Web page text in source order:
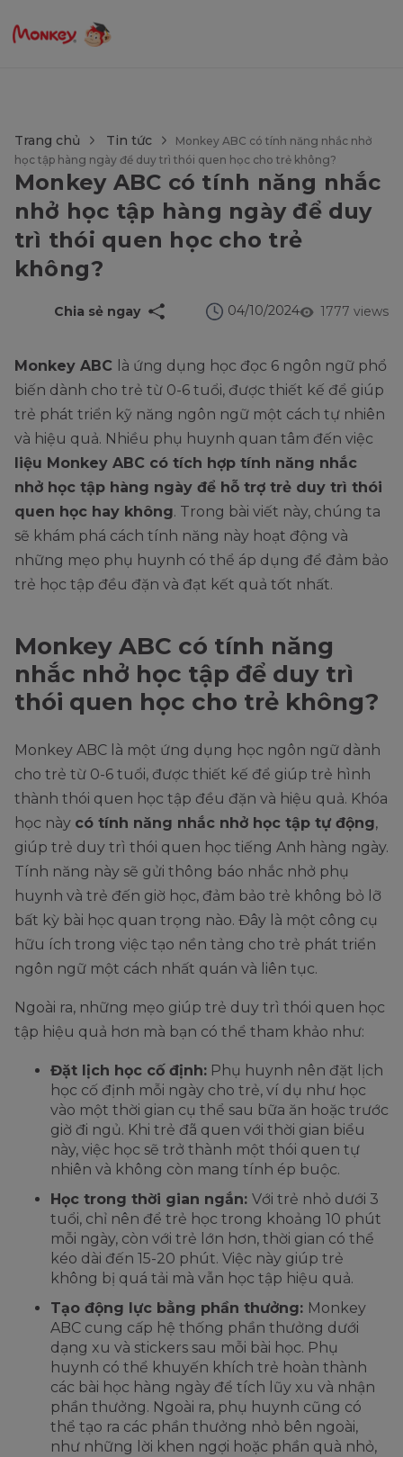
Trang chủ Tin tức
Monkey ABC có tính năng nhắc nhở
học tập hàng ngày để duy trì thói quen học cho trẻ không?
Monkey ABC có tính năng nhắc
nhở học tập hàng ngày để duy
trì thói quen học cho trẻ
không?
1777 views
04/10/2024
Chia sẻ ngay
Monkey ABC
là ứng dụng học đọc 6 ngôn ngữ phổ
biến dành cho trẻ từ 0-6 tuổi, được thiết kế để giúp
trẻ phát triển kỹ năng ngôn ngữ một cách tự nhiên
và hiệu quả. Nhiều phụ huynh quan tâm đến việc
liệu Monkey ABC có tích hợp tính năng nhắc
nhở học tập hàng ngày để hỗ trợ trẻ duy trì thói
quen học hay không. Trong bài viết này, chúng ta
sẽ khám phá cách tính năng này hoạt động và
những mẹo phụ huynh có thể áp dụng để đảm bảo
trẻ học tập đều đặn và đạt kết quả tốt nhất.
Monkey ABC có tính năng
nhắc nhở học tập để duy trì
thói quen học cho trẻ không?
Monkey ABC là một ứng dụng học ngôn ngữ dành
cho trẻ từ 0-6 tuổi, được thiết kế để giúp trẻ hình
thành thói quen học tập đều đặn và hiệu quả. Khóa
học này có tính năng nhắc nhở học tập tự động,
giúp trẻ duy trì thói quen học tiếng Anh hàng ngày.
Tính năng này sẽ gửi thông báo nhắc nhở phụ
huynh và trẻ đến giờ học, đảm bảo trẻ không bỏ lỡ
bất kỳ bài học quan trọng nào. Đây là một công cụ
hữu ích trong việc tạo nền tảng cho trẻ phát triển
ngôn ngữ một cách nhất quán và liên tục.
Ngoài ra, những mẹo giúp trẻ duy trì thói quen học
tập hiệu quả hơn mà bạn có thể tham khảo như:
Đặt lịch học cố định: Phụ huynh nên đặt lịch
học cố định mỗi ngày cho trẻ, ví dụ như học
vào một thời gian cụ thể sau bữa ăn hoặc trước
giờ đi ngủ. Khi trẻ đã quen với thời gian biểu
này, việc học sẽ trở thành một thói quen tự
nhiên và không còn mang tính ép buộc.
Học trong thời gian ngắn: Với trẻ nhỏ dưới 3
tuổi, chỉ nên để trẻ học trong khoảng 10 phút
mỗi ngày, còn với trẻ lớn hơn, thời gian có thể
kéo dài đến 15-20 phút. Việc này giúp trẻ
không bị quá tải mà vẫn học tập hiệu quả.
Tạo động lực bằng phần thưởng: Monkey
ABC cung cấp hệ thống phần thưởng dưới
dạng xu và stickers sau mỗi bài học. Phụ
huynh có thể khuyến khích trẻ hoàn thành
các bài học hàng ngày để tích lũy xu và nhận
phần thưởng. Ngoài ra, phụ huynh cũng có
thể tạo ra các phần thưởng nhỏ bên ngoài,
như những lời khen ngợi hoặc phần quà nhỏ,